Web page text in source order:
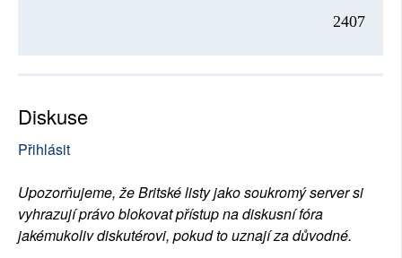
2407
Diskuse
Přihlásit
Upozorňujeme, že Britské listy jako soukromý server si
vyhrazují právo blokovat přístup na diskusní fóra
jakémukoliv diskutérovi, pokud to uznají za důvodné.